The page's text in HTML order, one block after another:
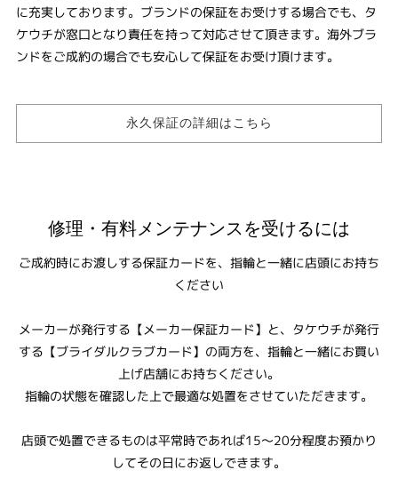
に充実しております。ブランドの保証をお受けする場合でも、タ
ケウチが窓口となり責任を持って対応させて頂きます。海外ブラ
ンドをご成約の場合でも安心して保証をお受け頂けます。
永久保証の詳細はこちら
修理・有料メンテナンスを受けるには
ご成約時にお渡しする保証カードを、指輪と一緒に店頭にお持ち
ください
メーカーが発行する【メーカー保証カード】と、タケウチが発行
する【ブライダルクラブカード】の両方を、指輪と一緒にお買い
上げ店舗にお持ちください。
指輪の状態を確認した上で最適な処置をさせていただきます。
店頭で処置できるものは平常時であれば15～20分程度お預かり
してその日にお返しできます。